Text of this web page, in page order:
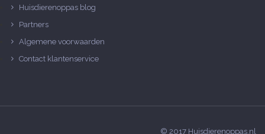
Huisdierenoppas blog
Partners
Algemene voorwaarden
Contact klantenservice
© 2017 Huisdierenoppas.nl